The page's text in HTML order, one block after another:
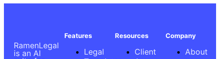
RamenLegal
is an AI
Features
Legal
Resources
Client
Company
About